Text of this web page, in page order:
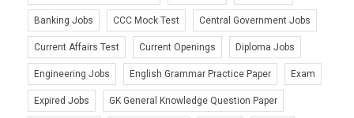
Banking Jobs CCC Mock Test Central Government Jobs
Current Affairs Test Current Openings Diploma Jobs
Engineering Jobs English Grammar Practice Paper Exam
Expired Jobs GK General Knowledge Question Paper